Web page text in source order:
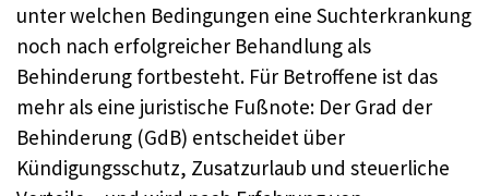
unter welchen Bedingungen eine Suchterkrankung
noch nach erfolgreicher Behandlung als
Behinderung fortbesteht. Für Betroffene ist das
mehr als eine juristische Fußnote: Der Grad der
Behinderung (GdB) entscheidet über
Kündigungsschutz, Zusatzurlaub und steuerliche